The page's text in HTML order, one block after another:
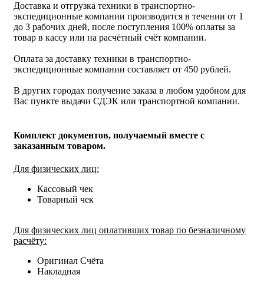
Доставка и отгрузка техники в транспортно-
экспедиционные компании производится в течении от 1
до 3 рабочих дней, после поступления 100% оплаты за
товар в кассу или на расчётный счёт компании.
Оплата за доставку техники в транспортно-
экспедиционные компании составляет от 450 рублей.
В других городах получение заказа в любом удобном для
Вас пункте выдачи СДЭК или транспортной компании.
Комплект документов, получаемый вместе с
заказанным товаром.
Для физических лиц:
Кассовый чек
Товарный чек
Для физических лиц оплативших товар по безналичному
расчёту:
Оригинал Счёта
Накладная